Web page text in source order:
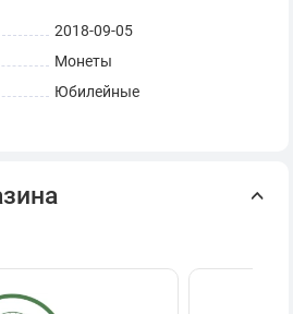
2018-09-05
Монеты
Юбилейные